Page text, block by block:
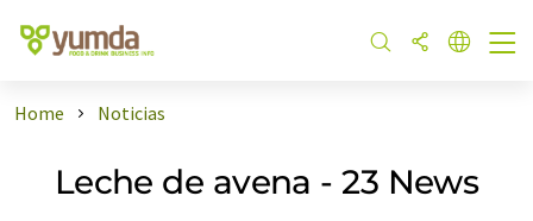
Home Noticias
Leche de avena - 23 News